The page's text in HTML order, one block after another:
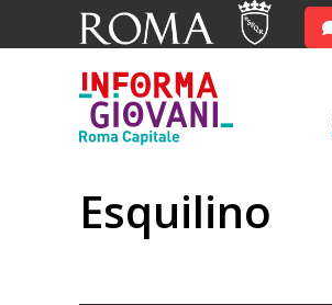
Esquilino